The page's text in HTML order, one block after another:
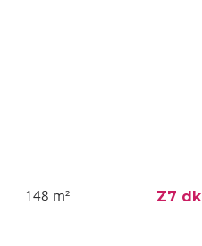
148 m² Z7 dk